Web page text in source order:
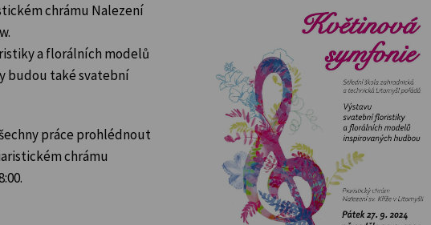
chrámu Nalezení
a florálních modelů
budou také svatební
práce prohlédnout
chrámu